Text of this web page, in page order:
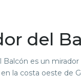
del
Balcón es un mirador
la costa oeste de